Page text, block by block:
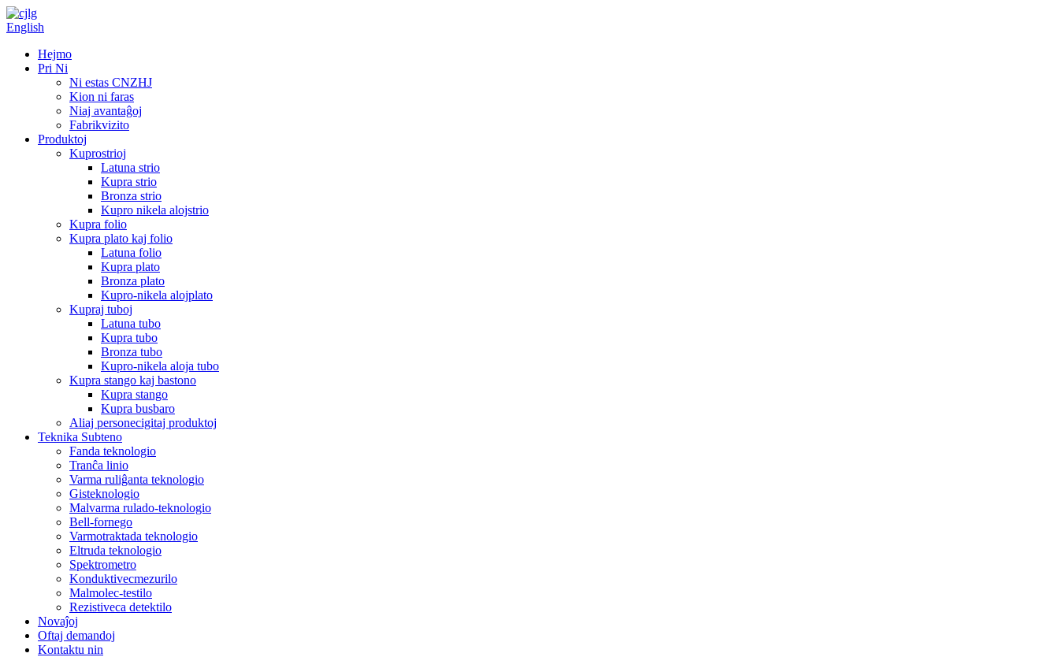
English
Hejmo
Pri Ni
Ni estas CNZHJ
Kion ni faras
Niaj avantaĝoj
Fabrikvizito
Produktoj
Kuprostrioj
Latuna strio
Kupra strio
Bronza strio
Kupro nikela alojstrio
Kupra folio
Kupra plato kaj folio
Latuna folio
Kupra plato
Bronza plato
Kupro-nikela alojplato
Kupraj tuboj
Latuna tubo
Kupra tubo
Bronza tubo
Kupro-nikela aloja tubo
Kupra stango kaj bastono
Kupra stango
Kupra busbaro
Aliaj personecigitaj produktoj
Teknika Subteno
Fanda teknologio
Tranĉa linio
Varma ruliĝanta teknologio
Gisteknologio
Malvarma rulado-teknologio
Bell-fornego
Varmotraktada teknologio
Eltruda teknologio
Spektrometro
Konduktivecmezurilo
Malmolec-testilo
Rezistiveca detektilo
Novaĵoj
Oftaj demandoj
Kontaktu nin